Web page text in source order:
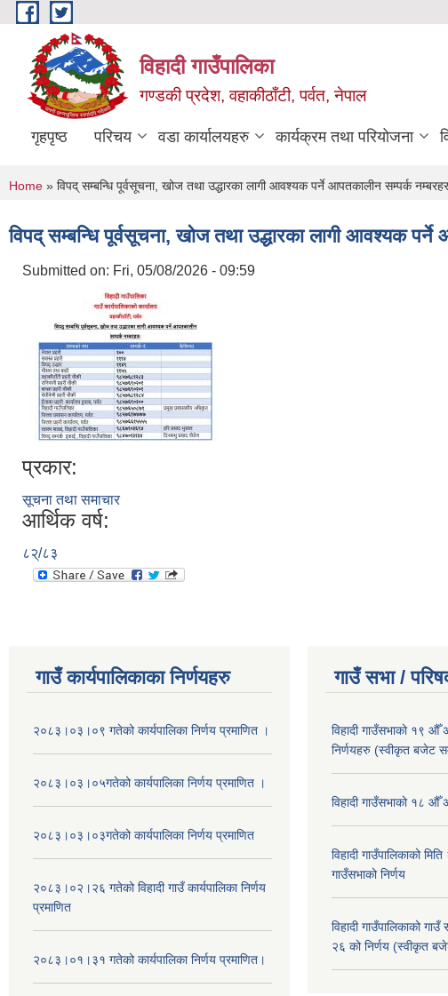
Skip to main content
विहादी गाउँपालिका
गण्डकी प्रदेश, वहाकीठाँटी, पर्वत, नेपाल
गृहपृष्ठ परिचय वडा कार्यालयहरु कार्यक्रम तथा परियोजना
You are here
Home » विपद् सम्बन्धि पूर्वसूचना, खोज तथा उद्धारका लागी आवश्यक पर्ने आपतकालीन सम्पर्क
विपद् सम्बन्धि पूर्वसूचना, खोज तथा उद्धारका लागी आवश्यक
Submitted on: Fri, 05/08/2026 - 09:59
प्रकार:
सूचना तथा समाचार
आर्थिक वर्ष:
८२्/८३
गाउँ कार्यपालिकाका निर्णयहरु
२०८३।०३।०९ गतेको कार्यपालिका निर्णय प्रमाणित ।
२०८३।०३।०५गतेको कार्यपालिका निर्णय प्रमाणित ।
२०८३।०३।०३गतेको कार्यपालिका निर्णय प्रमाणित
२०८३।०२।२६ गतेको विहादी गाउँ कार्यपालिका निर्णय
प्रमाणित
२०८३।०१।३१ गतेको कार्यपालिका निर्णय प्रमाणित।
गाउँ सभा /
विहादी गाउँसभाको १९ औँ
निर्णयहरु (स्वीकृत बजेट
विहादी गाउँसभाको १८ औँ
विहादी गाउँपालिकाको
गाउँसभाको निर्णय
विहादी गाउँपालिकाको
२६ को निर्णय (स्वीकृत